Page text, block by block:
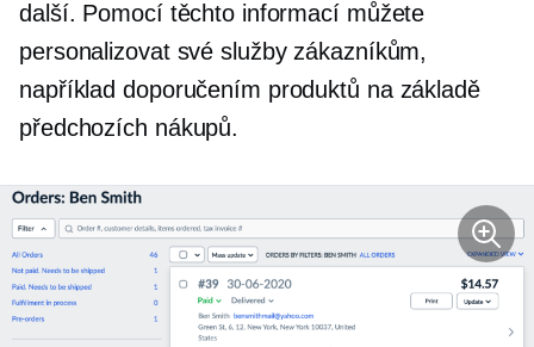
další. Pomocí těchto informací můžete
personalizovat své služby zákazníkům,
například doporučením produktů na základě
předchozích nákupů.